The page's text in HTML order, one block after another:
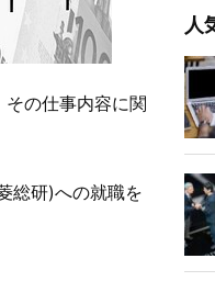
の仕事内容に関
総研)への就職を
人